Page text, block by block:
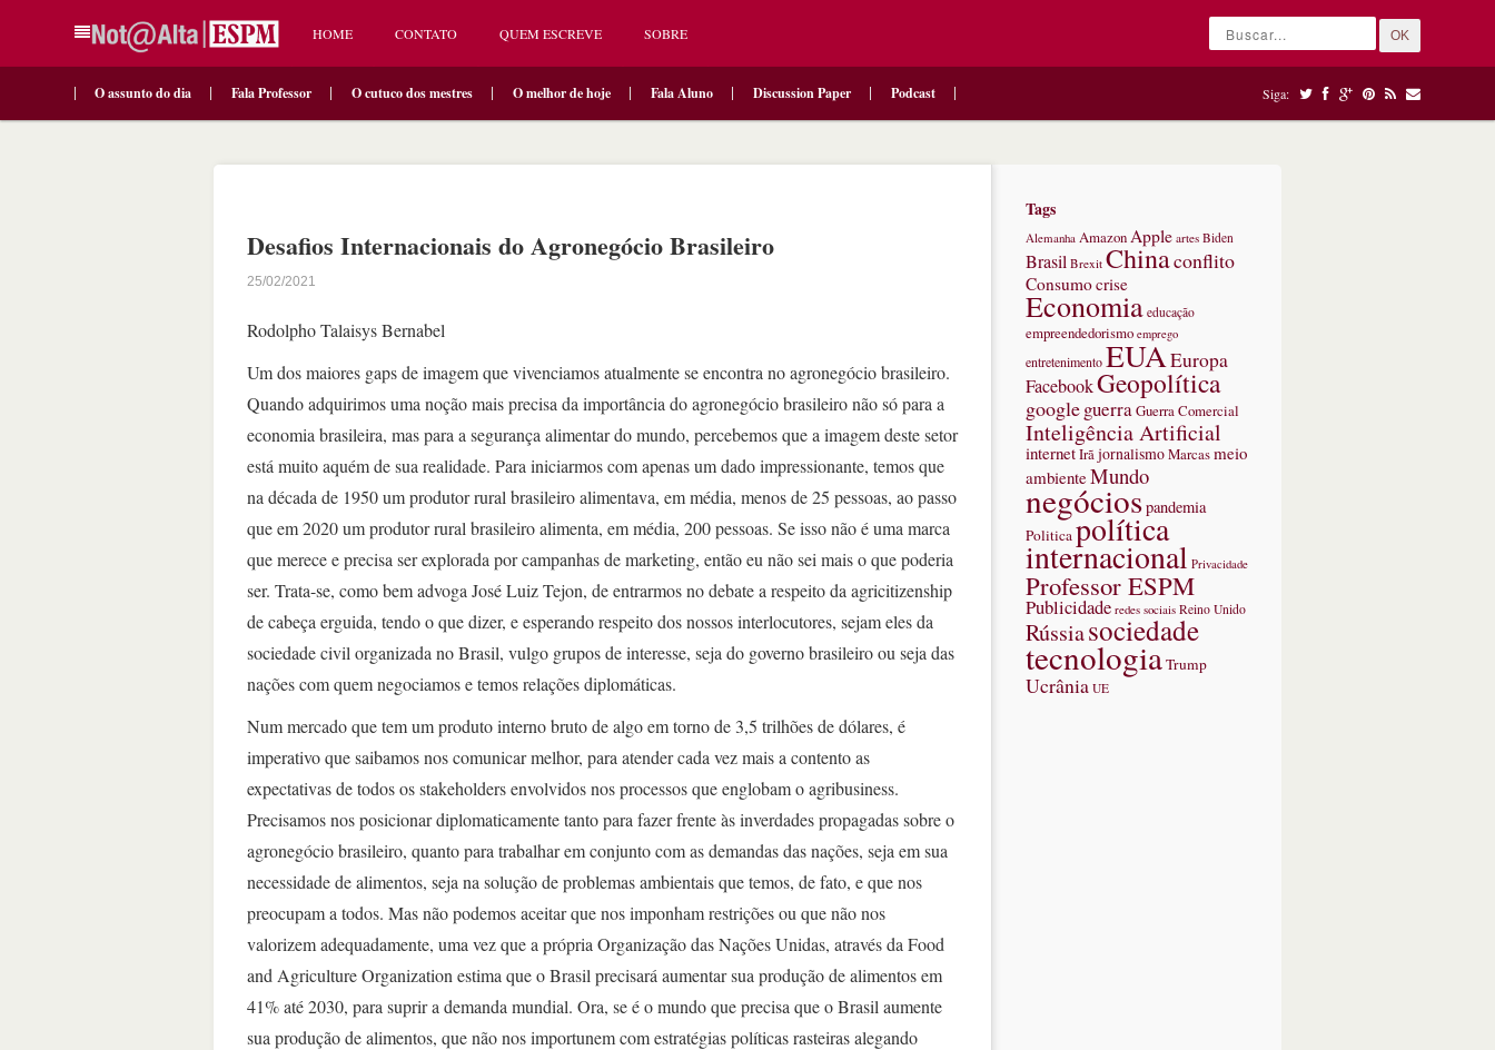
HOME CONTATO QUEM ESCREVE SOBRE OK
O assunto do dia Fala Professor O cutuco dos mestres O melhor de hoje Fala Aluno Discussion Paper Podcast Siga:
Desafios Internacionais do Agronegócio Brasileiro
25/02/2021
Rodolpho Talaisys Bernabel
Um dos maiores gaps de imagem que vivenciamos atualmente se encontra no agronegócio brasileiro.
Quando adquirimos uma noção mais precisa da importância do agronegócio brasileiro não só para a
economia brasileira, mas para a segurança alimentar do mundo, percebemos que a imagem deste setor
está muito aquém de sua realidade. Para iniciarmos com apenas um dado impressionante, temos que
na década de 1950 um produtor rural brasileiro alimentava, em média, menos de 25 pessoas, ao passo
que em 2020 um produtor rural brasileiro alimenta, em média, 200 pessoas. Se isso não é uma marca
que merece e precisa ser explorada por campanhas de marketing, então eu não sei mais o que poderia
ser. Trata-se, como bem advoga José Luiz Tejon, de entrarmos no debate a respeito da agricitizenship
de cabeça erguida, tendo o que dizer, e esperando respeito dos nossos interlocutores, sejam eles da
sociedade civil organizada no Brasil, vulgo grupos de interesse, seja do governo brasileiro ou seja das
nações com quem negociamos e temos relações diplomáticas.
Num mercado que tem um produto interno bruto de algo em torno de 3,5 trilhões de dólares, é
imperativo que saibamos nos comunicar melhor, para atender cada vez mais a contento as
expectativas de todos os stakeholders envolvidos nos processos que englobam o agribusiness.
Precisamos nos posicionar diplomaticamente tanto para fazer frente às inverdades propagadas sobre o
agronegócio brasileiro, quanto para trabalhar em conjunto com as demandas das nações, seja em sua
necessidade de alimentos, seja na solução de problemas ambientais que temos, de fato, e que nos
preocupam a todos. Mas não podemos aceitar que nos imponham restrições ou que não nos
valorizem adequadamente, uma vez que a própria Organização das Nações Unidas, através da Food
and Agriculture Organization estima que o Brasil precisará aumentar sua produção de alimentos em
41% até 2030, para suprir a demanda mundial. Ora, se é o mundo que precisa que o Brasil aumente
sua produção de alimentos, que não nos importunem com estratégias políticas rasteiras alegando
Tags
Alemanha Amazon Apple artes Biden
Brasil Brexit Chinaconflito
Consumocrise
Economia educação
empreendedorismo emprego
entretenimentoEUAEuropa
FacebookGeopolítica
googleguerraGuerra Comercial
Inteligência Artificial
internetIrãjornalismoMarcasmeio
ambienteMundo
negóciospandemia
Politicapolítica
internacional Privacidade
Professor ESPM
Publicidade redes sociais Reino Unido
Rússiasociedade
tecnologiaTrump
Ucrânia UE